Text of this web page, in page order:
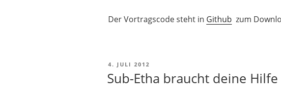
Der Vortragscode steht in Github zum
VERÖFFENTLICHT
4. JULI 2012
Sub-Etha braucht deine Hilfe